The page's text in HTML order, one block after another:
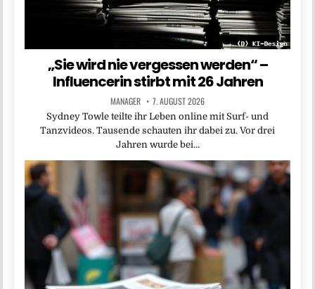
„Sie wird nie vergessen werden“ –
Influencerin stirbt mit 26 Jahren
MANAGER 7. AUGUST 2026
Sydney Towle teilte ihr Leben online mit Surf- und
Tanzvideos. Tausende schauten ihr dabei zu. Vor drei
Jahren wurde bei…